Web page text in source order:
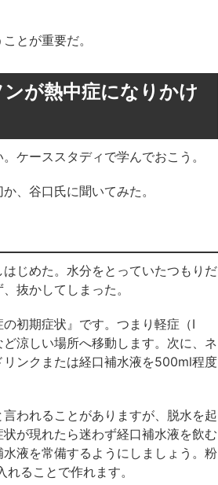
とが重要だ。
が熱中症になりかけ
ケーススタディで学んでおこう。
、谷口氏に聞いてみた。
じめた。水分をとっていたつもりだ
抜かしてしまった。
初期症状』です。つまり軽症（I
涼しい場所へ移動します。次に、ネ
ンクまたは経口補水液を500ml程度
われることがありますが、脱水を起
が現れたら迷わず経口補水液を飲む
液を常備するようにしましょう。粉
ることで作れます。